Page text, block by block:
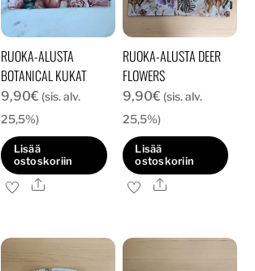
RUOKA-ALUSTA
BOTANICAL KUKAT
9,90€ (sis. alv.
25,5%)
Lisää
ostoskoriin
Ale
RUOKA-ALUSTA DEER
FLOWERS
9,90€ (sis. alv.
25,5%)
Lisää
ostoskoriin
Ale